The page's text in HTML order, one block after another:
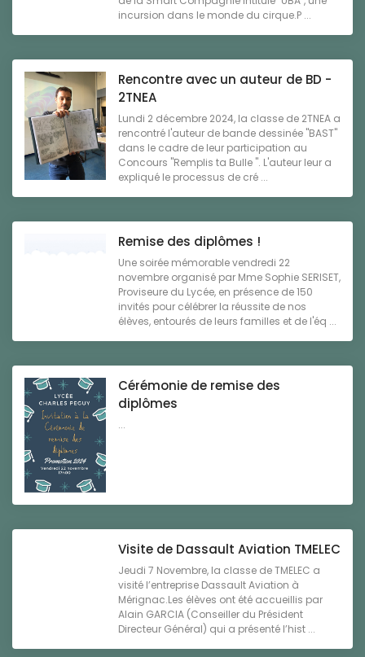
incursion dans le monde du cirque.P ...
Rencontre avec un auteur de BD -
2TNEA
Lundi 2 décembre 2024, la classe de 2TNEA a
rencontré l'auteur de bande dessinée "BAST"
dans le cadre de leur participation au
Concours "Remplis ta Bulle ". L'auteur leur a
expliqué le processus de cré ...
Remise des diplômes !
Une soirée mémorable vendredi 22
novembre organisé par Mme Sophie SERISET,
Proviseure du Lycée, en présence de 150
invités pour célébrer la réussite de nos
élèves, entourés de leurs familles et de l'éq ...
Cérémonie de remise des
diplômes
...
Visite de Dassault Aviation TMELEC
Jeudi 7 Novembre, la classe de TMELEC a
visité l’entreprise Dassault Aviation à
Mérignac.Les élèves ont été accueillis par
Alain GARCIA (Conseiller du Président
Directeur Général) qui a présenté l’hist ...